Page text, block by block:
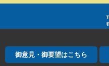
御意見・御要望はこちら